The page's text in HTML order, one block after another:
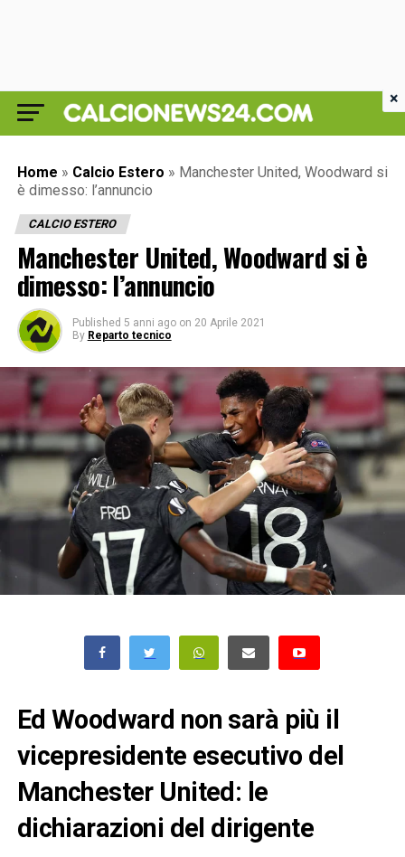
Home » Calcio Estero » Manchester United, Woodward si
è dimesso: l’annuncio
CALCIO ESTERO
Manchester United, Woodward si è
dimesso: l’annuncio
Published 5 anni ago on 20 Aprile 2021
By Reparto tecnico
Ed Woodward non sarà più il
vicepresidente esecutivo del
Manchester United: le
dichiarazioni del dirigente
×